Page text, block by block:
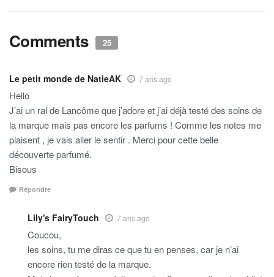
Comments 25
Le petit monde de NatieAK 7 ans ago
Hello
J’ai un ral de Lancôme que j’adore et j’ai déjà testé des soins de
la marque mais pas encore les parfums ! Comme les notes me
plaisent , je vais aller le sentir . Merci pour cette belle
découverte parfumé.
Bisous
Répondre
Lily's FairyTouch 7 ans ago
Coucou,
les soins, tu me diras ce que tu en penses, car je n’ai
encore rien testé de la marque.